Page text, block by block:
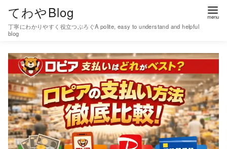
てわやBlog
丁寧にわかりやすく役立つぶろぐA polite, easy to understand and helpful
blog